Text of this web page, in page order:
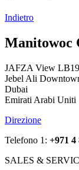
Indietro
Manitowoc
JAFZA View LB19
Jebel Ali
Dubai
Emirati Arabi Uniti
Direzione
Telefono 1: +971 4
SALES &